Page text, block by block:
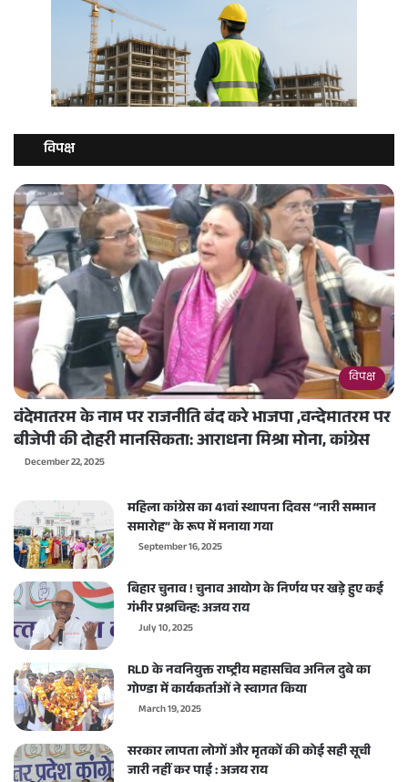
विपक्ष
विपक्ष
वंदेमातरम के नाम पर राजनीति बंद करे भाजपा ,वन्देमातरम पर
बीजेपी की दोहरी मानसिकता: आराधना मिश्रा मोना, कांग्रेस
December 22, 2025
महिला कांग्रेस का 41वां स्थापना दिवस “नारी सम्मान
समारोह” के रूप में मनाया गया
September 16, 2025
बिहार चुनाव ! चुनाव आयोग के निर्णय पर खड़े हुए कई
गंभीर प्रश्नचिन्ह: अजय राय
July 10, 2025
RLD के नवनियुक्त राष्ट्रीय महासचिव अनिल दुबे का
गोण्डा में कार्यकर्ताओं ने स्वागत किया
March 19, 2025
सरकार लापता लोगों और मृतकों की कोई सही सूची
जारी नहीं कर पाई : अजय राय